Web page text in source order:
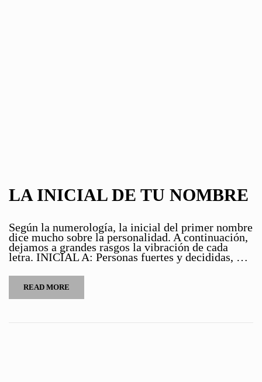
LA INICIAL DE TU NOMBRE
Según la numerología, la inicial del primer nombre
dice mucho sobre la personalidad. A continuación,
dejamos a grandes rasgos la vibración de cada
letra. INICIAL A: Personas fuertes y decididas, …
READ MORE